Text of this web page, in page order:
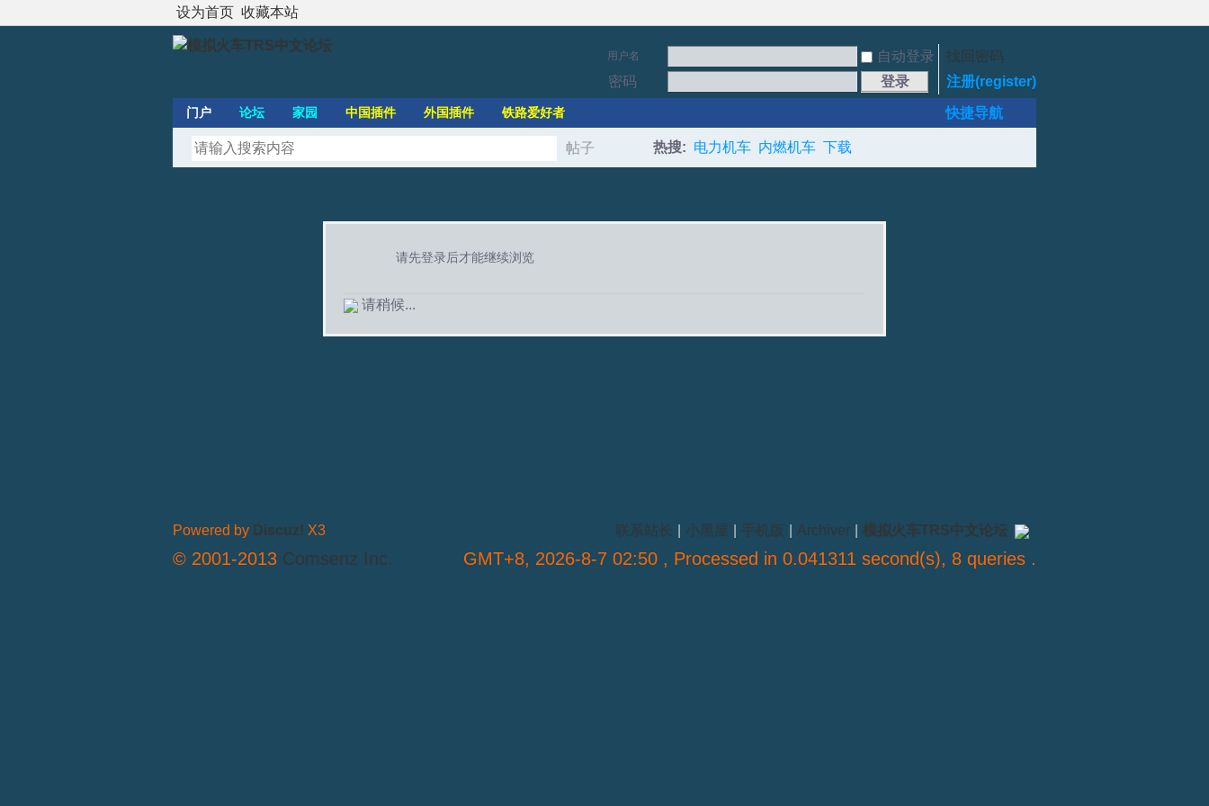
设为首页 收藏本站
用户名 自动登录
找回密码
密码
登录 注册(register)
快捷导航
门户 论坛 家园 中国插件 外国插件 铁路爱好者
帖子
热搜: 电力机车 内燃机车 下载
请先登录后才能继续浏览
请稍候...
联系站长 小黑屋 手机版 Archiver 模拟火车TRS中文论坛
GMT+8, 2026-8-7 02:50 , Processed in 0.041311 second(s), 8 queries .
Powered by Discuz! X3
© 2001-2013 Comsenz Inc.